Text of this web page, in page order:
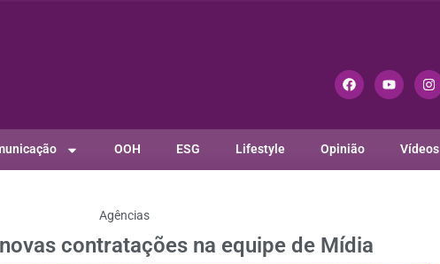
OOH ESG Lifestyle Opinião Vídeos
Agências
contratações na equipe de Mídia